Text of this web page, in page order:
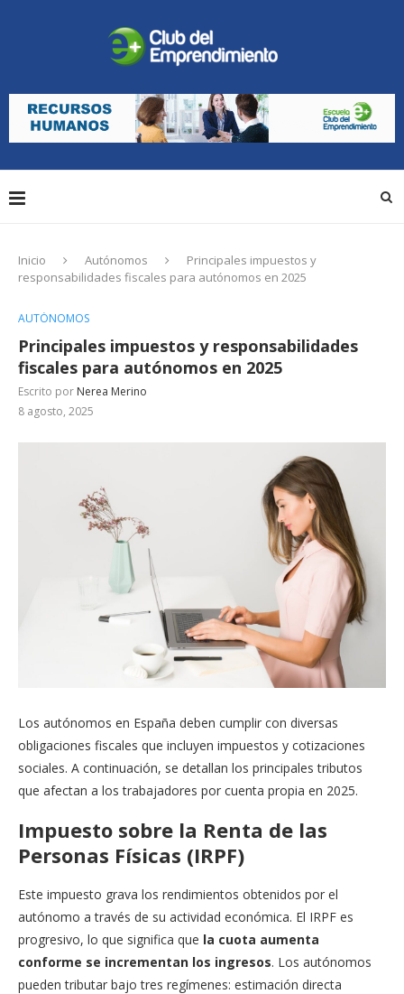
Inicio Autónomos
Principales impuestos y
responsabilidades fiscales para autónomos en 2025
AUTÓNOMOS
Principales impuestos y responsabilidades
fiscales para autónomos en 2025
Escrito por Nerea Merino
8 agosto, 2025
Los autónomos en España deben cumplir con diversas
obligaciones fiscales que incluyen impuestos y cotizaciones
sociales. A continuación, se detallan los principales tributos
que afectan a los trabajadores por cuenta propia en 2025.
Impuesto sobre la Renta de las
Personas Físicas (IRPF)
Este impuesto grava los rendimientos obtenidos por el
autónomo a través de su actividad económica. El IRPF es
progresivo, lo que significa que la cuota aumenta
conforme se incrementan los ingresos. Los autónomos
pueden tributar bajo tres regímenes: estimación directa